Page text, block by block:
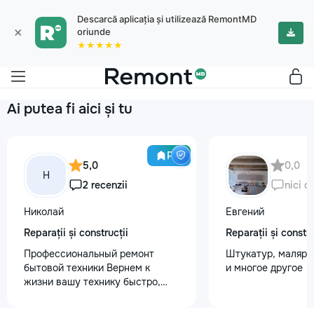
×
Descarcă aplicația și utilizează RemontMD
oriunde
★★★★★
Ai putea fi aici și tu
Pro
Н
5,0
2 recenzii
Николай
Reparații și construcții
Профессиональный ремонт
бытовой техники Вернем к
жизни вашу технику быстро,
0,0
nici o
Евгений
Reparații și
Штукатур, маляр ,
и многое другое